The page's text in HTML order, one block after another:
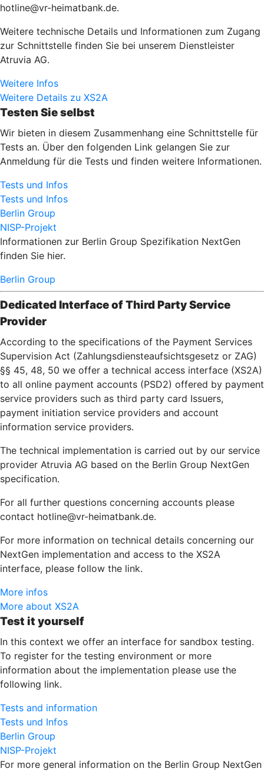
hotline@vr-heimatbank.de.
Weitere technische Details und Informationen zum Zugang
zur Schnittstelle finden Sie bei unserem Dienstleister
Atruvia AG.
Weitere Infos
Weitere Details zu XS2A
Testen Sie selbst
Wir bieten in diesem Zusammenhang eine Schnittstelle für
Tests an. Über den folgenden Link gelangen Sie zur
Anmeldung für die Tests und finden weitere Informationen.
Tests und Infos
Tests und Infos
Berlin Group
NISP-Projekt
Informationen zur Berlin Group Spezifikation NextGen
finden Sie hier.
Berlin Group
Dedicated Interface of Third Party Service
Provider
According to the specifications of the Payment Services
Supervision Act (Zahlungsdiensteaufsichtsgesetz or ZAG)
§§ 45, 48, 50 we offer a technical access interface (XS2A)
to all online payment accounts (PSD2) offered by payment
service providers such as third party card Issuers,
payment initiation service providers and account
information service providers.
The technical implementation is carried out by our service
provider Atruvia AG based on the Berlin Group NextGen
specification.
For all further questions concerning accounts please
contact hotline@vr-heimatbank.de.
For more information on technical details concerning our
NextGen implementation and access to the XS2A
interface, please follow the link.
More infos
More about XS2A
Test it yourself
In this context we offer an interface for sandbox testing.
To register for the testing environment or more
information about the implementation please use the
following link.
Tests and information
Tests und Infos
Berlin Group
NISP-Projekt
For more general information on the Berlin Group NextGen